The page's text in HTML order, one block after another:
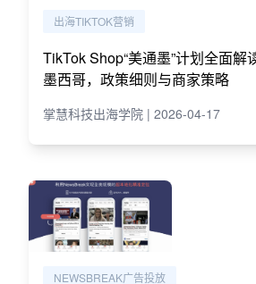
出海TIKTOK营销
TikTok Shop“美通墨”计划全面解
墨西哥，政策细则与商家策略
掌慧科技出海学院 | 2026-04-17
NEWSBREAK广告投放